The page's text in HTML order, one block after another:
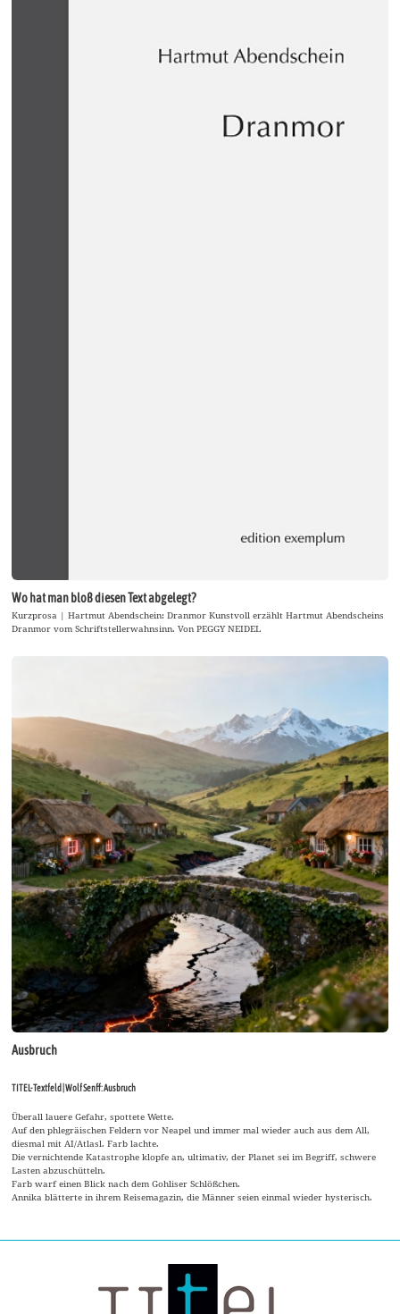
Wo hat man bloß diesen Text abgelegt?
Kurzprosa | Hartmut Abendschein: Dranmor Kunstvoll erzählt Hartmut Abendscheins
Dranmor vom Schriftstellerwahnsinn. Von PEGGY NEIDEL
Ausbruch
TITEL-Textfeld | Wolf Senff: Ausbruch
Überall lauere Gefahr, spottete Wette.
Auf den phlegräischen Feldern vor Neapel und immer mal wieder auch aus dem All,
diesmal mit AI/Atlasl. Farb lachte.
Die vernichtende Katastrophe klopfe an, ultimativ, der Planet sei im Begriff, schwere
Lasten abzuschütteln.
Farb warf einen Blick nach dem Gohliser Schlößchen.
Annika blätterte in ihrem Reisemagazin, die Männer seien einmal wieder hysterisch.